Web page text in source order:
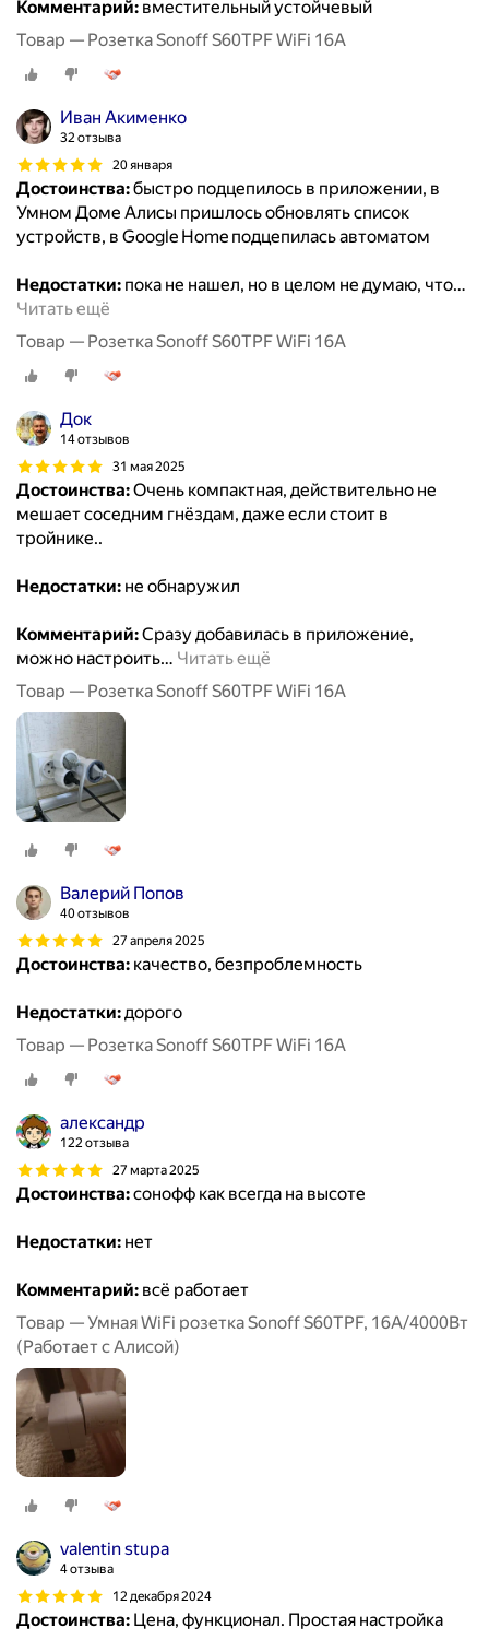
Комментарий: вместительный устойчевый
Товар — Розетка Sonoff S60TPF WiFi 16A
Иван Акименко
32 отзыва
20 января
Достоинства:быстро подцепилось в приложении, в
Умном Доме Алисы пришлось обновлять список
устройств, в Google Home подцепилась автоматом
Недостатки: пока не нашел, но в целом не думаю, что…
Читать ещё
Товар — Розетка Sonoff S60TPF WiFi 16A
Док
14 отзывов
31 мая 2025
Достоинства:Очень компактная, действительно не
мешает соседним гнёздам, даже если стоит в
тройнике..
Недостатки: не обнаружил
Комментарий:Сразу добавилась в приложение,
можно настроить… Читать ещё
Товар — Розетка Sonoff S60TPF WiFi 16A
Валерий Попов
40 отзывов
27 апреля 2025
Достоинства: качество, безпроблемность
Недостатки:дорого
Товар — Розетка Sonoff S60TPF WiFi 16A
александр
122 отзыва
27 марта 2025
Достоинства:сонофф как всегда на высоте
Недостатки: нет
Комментарий: всё работает
Товар — Умная WiFi розетка Sonoff S60TPF, 16А/4000Вт
(Работает с Алисой)
valentin stupa
4 отзыва
12 декабря 2024
Достоинства: Цена, функционал. Простая настройка